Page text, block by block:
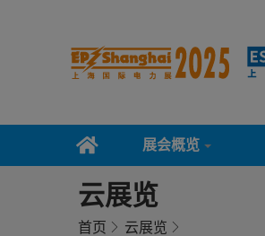
展会概览
云展览
首页 云展览